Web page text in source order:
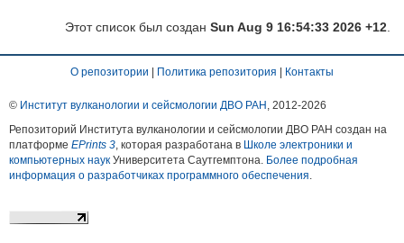
Этот список был создан Sun Aug 9 16:54:33 2026 +12
О репозитории Политика репозитория Контакты
© Институт вулканологии и сейсмологии ДВО РАН , 2012-2026
Репозиторий Института вулканологии и сейсмологии ДВО РАН создан на
платформе EPrints 3, которая разработана в Школе электроники и
компьютерных наук Университета Саутгемптона. Более подробная
информация о разработчиках программного обеспечения.